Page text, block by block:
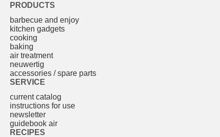
PRODUCTS
barbecue and enjoy
kitchen gadgets
cooking
baking
air treatment
neuwertig
accessories / spare parts
SERVICE
current catalog
instructions for use
newsletter
guidebook air
RECIPES